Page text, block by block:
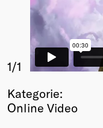
Events
Upcoming
Membership
Members
Young Creatives
1/1
Kategorie:
Online Video